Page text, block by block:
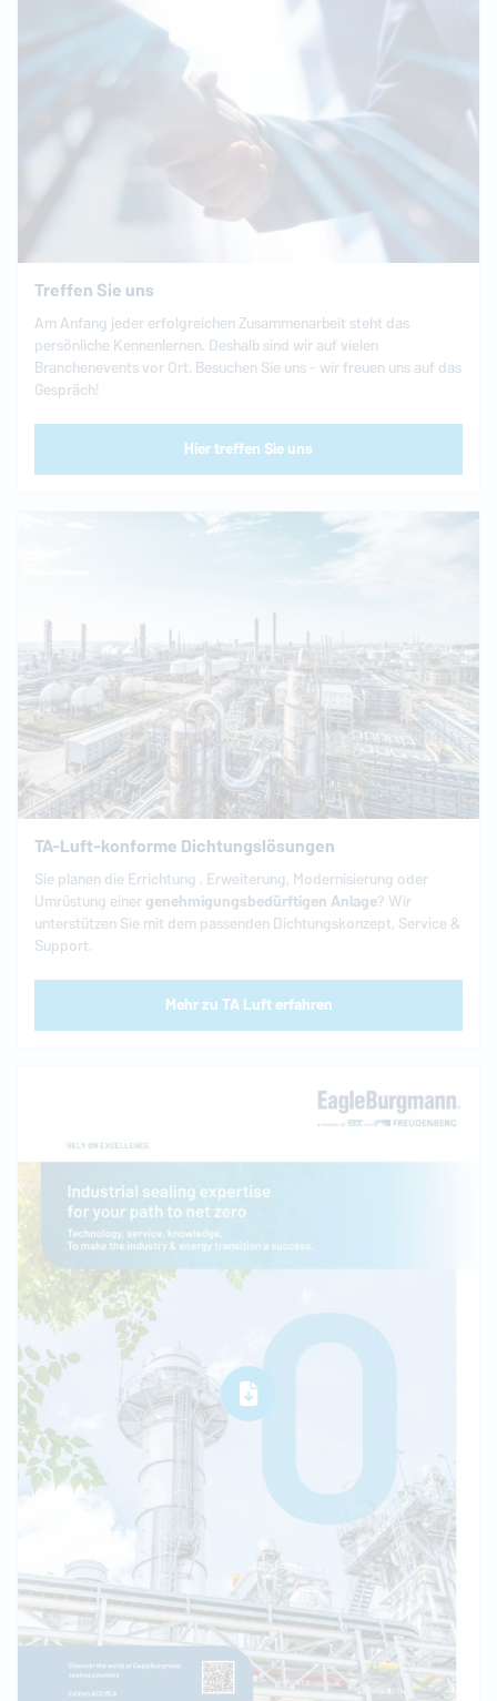
Treffen Sie uns
Am Anfang jeder erfolgreichen Zusammenarbeit steht das
persönliche Kennenlernen. Deshalb sind wir auf vielen
Branchenevents vor Ort. Besuchen Sie uns - wir freuen uns auf das
Gespräch!
Hier treffen Sie uns
TA-Luft-konforme Dichtungslösungen
Sie planen die Errichtung , Erweiterung, Modernisierung oder
Umrüstung einergenehmigungsbedürftigenAnlage? Wir
unterstützen Sie mit dem passenden Dichtungskonzept, Service &
Support.
Mehr zu TA Luft erfahren